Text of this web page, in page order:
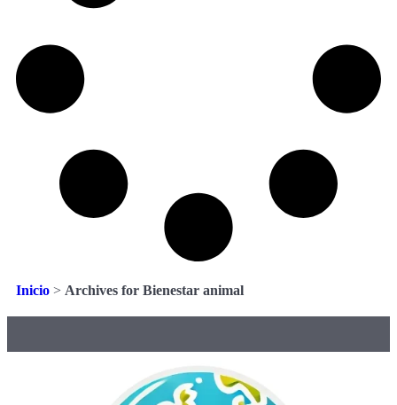
Inicio > Archives for Bienestar animal